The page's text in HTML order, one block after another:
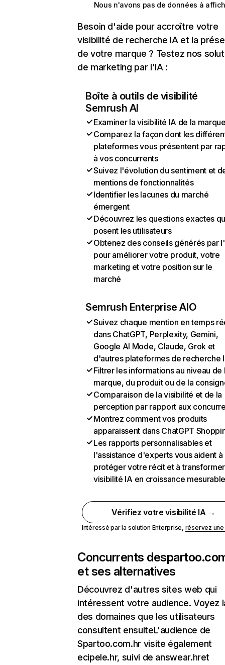
Nous n'avons pas de données à
Besoin d'aide pour accroître votre
visibilité de recherche IA et la
de votre marque ? Testez nos
de marketing par l'IA :
Boîte à outils de visibilité
Semrush AI
Examiner la visibilité IA de la
Comparez la façon dont les
plateformes vous présentent par
à vos concurrents
Suivez l'évolution du sentiment et
mentions de fonctionnalités
Identifier les lacunes du marché
émergent
Découvrez les questions exactes
posent les utilisateurs
Obtenez des conseils générés par
pour améliorer votre produit, votre
marketing et votre position sur le
marché
Semrush Enterprise AIO
Suivez chaque mention en temps
dans ChatGPT, Perplexity, Gemini,
Google AI Mode, Claude, Grok et
d'autres plateformes de recherche
Filtrer les informations au niveau de
marque, du produit ou de la
Comparaison de la visibilité et de la
perception par rapport aux
Montrez comment vos produits
apparaissent dans ChatGPT
Les rapports personnalisables et
l'assistance d'experts vous aident à
protéger votre récit et à
visibilité IA en croissance
Vérifiez votre visibilité IA →
Intéressé par la solution Enterprise, réservez
Concurrents de
et ses alternatives
Découvrez d'autres sites web qui
intéressent votre audience. Voyez
des domaines que les utilisateurs
consultent ensuiteL'audience de
Spartoo.com.hr visite également
ecipele.hr, suivi de answear.hret